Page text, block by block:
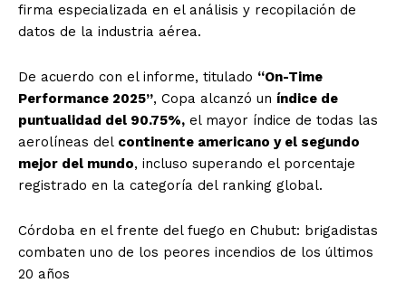
firma especializada en el análisis y recopilación de
datos de la industria aérea.
De acuerdo con el informe, titulado “On-Time
Performance 2025”, Copa alcanzó un índice de
puntualidad del 90.75%, el mayor índice de todas las
aerolíneas del continente americano y el segundo
mejor del mundo, incluso superando el porcentaje
registrado en la categoría del ranking global.
Córdoba en el frente del fuego en Chubut: brigadistas
combaten uno de los peores incendios de los últimos
20 años